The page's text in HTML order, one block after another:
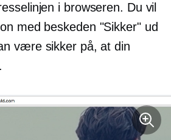
i browseren. Du vil
med beskeden "Sikker" ud
være sikker på, at din